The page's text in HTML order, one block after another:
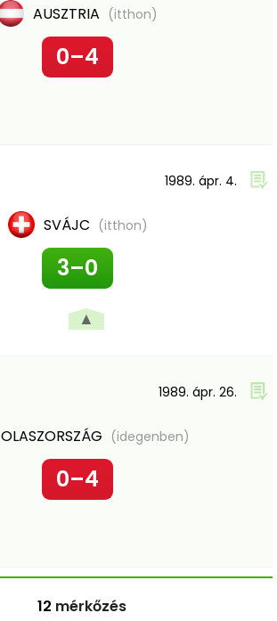
AUSZTRIA (itthon)
0–4
1989. ápr. 4.
SVÁJC (itthon)
3–0
▲
1989. ápr. 26.
OLASZORSZÁG (idegenben)
0–4
12 mérkőzés